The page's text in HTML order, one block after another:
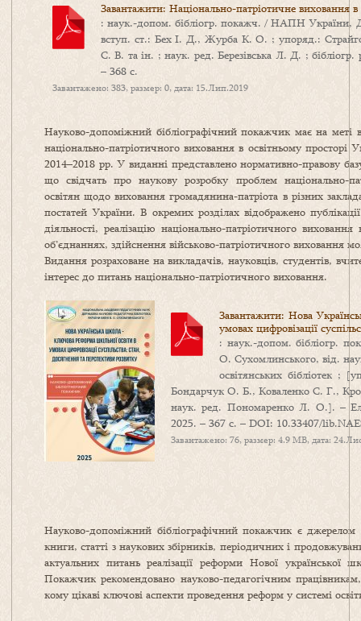
Завантажити: Національно-патріотичне виховання в
: наук.-допом. бібліогр. покажч. / НАПН
вступ. ст.: Бех І. Д., Журба К. О. ; упоряд.:
С. В. та ін. ; наук. ред. Березівська Л. Д. ;
– 368 с.
Завантажено: 383, размер: 0, дата: 15.Лип.2019
Науково-допоміжний бібліографічний покажчик має на меті
національно-патріотичного виховання в освітньому просторі
2014–2018 рр. У виданні представлено нормативно-правову
що свідчать про наукову розробку проблем національно-
освітян щодо виховання громадянина-патріота в різних
постатей України. В окремих розділах відображено
діяльності, реалізацію національно-патріотичного
об’єднаннях, здійснення військово-патріотичного виховання
Видання розраховане на викладачів, науковців, студентів,
інтерес до питань національно-патріотичного виховання.
Завантажити: Нова
умовах цифровізації
: наук.-допом. бібліогр.
О. Сухомлинського, від.
освітянських бібліотек
Бондарчук О. Б., Коваленко С. Г.,
наук. ред. Пономаренко Л. О.]. –
2025. – 367 с. – DOI: 10.33407/
Завантажено: 76, размер: 4.9 MB, дата:
Науково-допоміжний бібліографічний покажчик є джерелом
книги, статті з наукових збірників, періодичних і
актуальних питань реалізації реформи Нової
Покажчик рекомендовано науково-педагогічним
кому цікаві ключові аспекти проведення реформ у системі